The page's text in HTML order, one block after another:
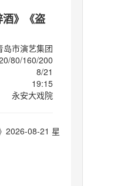
》《盗
岛市演艺集团
80/160/200
8/21
19:15
永安大戏院
2026-08-21 星